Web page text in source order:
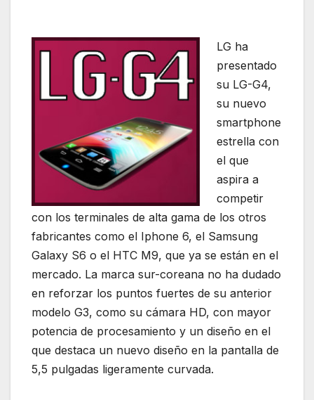
LG ha
presentado
su LG-G4,
su nuevo
smartphone
estrella con
el que
aspira a
competir
con los terminales de alta gama de los otros
fabricantes como el Iphone 6, el Samsung
Galaxy S6 o el HTC M9, que ya se están en el
mercado. La marca sur-coreana no ha dudado
en reforzar los puntos fuertes de su anterior
modelo G3, como su cámara HD, con mayor
potencia de procesamiento y un diseño en el
que destaca un nuevo diseño en la pantalla de
5,5 pulgadas ligeramente curvada.